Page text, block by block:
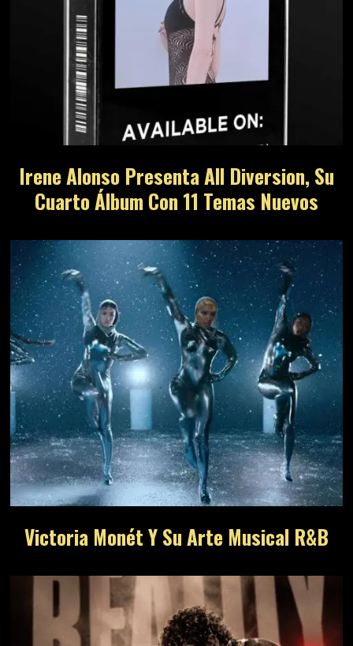
Irene Alonso Presenta All Diversion, Su
Cuarto Álbum Con 11 Temas Nuevos
Victoria Monét Y Su Arte Musical R&B